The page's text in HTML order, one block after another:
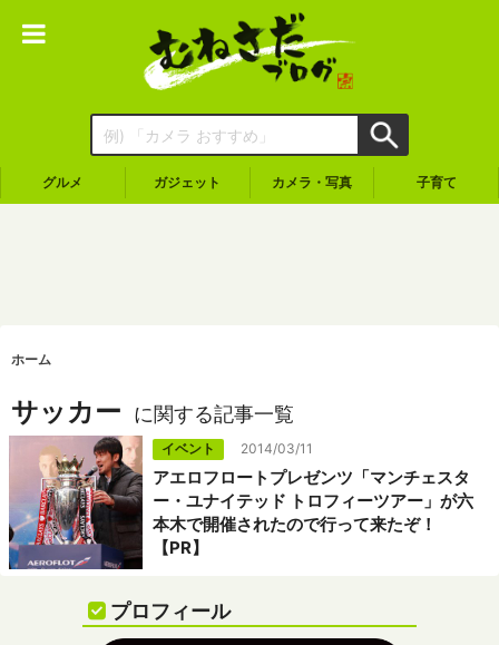
グルメ ガジェット カメラ・写真 子育て
ホーム
サッカー に関する記事一覧
イベント 2014/03/11
アエロフロートプレゼンツ「マンチェスタ
ー・ユナイテッド トロフィーツアー」が六
本木で開催されたので行って来たぞ！
【PR】
プロフィール